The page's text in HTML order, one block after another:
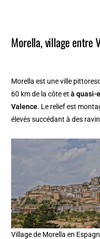
Morella, village entre
Morella est une ville
60 km de la côte età quasi-
Valence. Le relief est
élevés succédant à des
Village de Morella en